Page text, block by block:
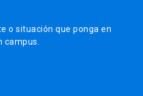
o situación que ponga en
campus.